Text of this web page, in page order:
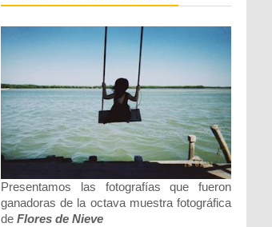
Presentamos las fotografías que fueron
ganadoras de la octava muestra fotográfica
de Flores de Nieve